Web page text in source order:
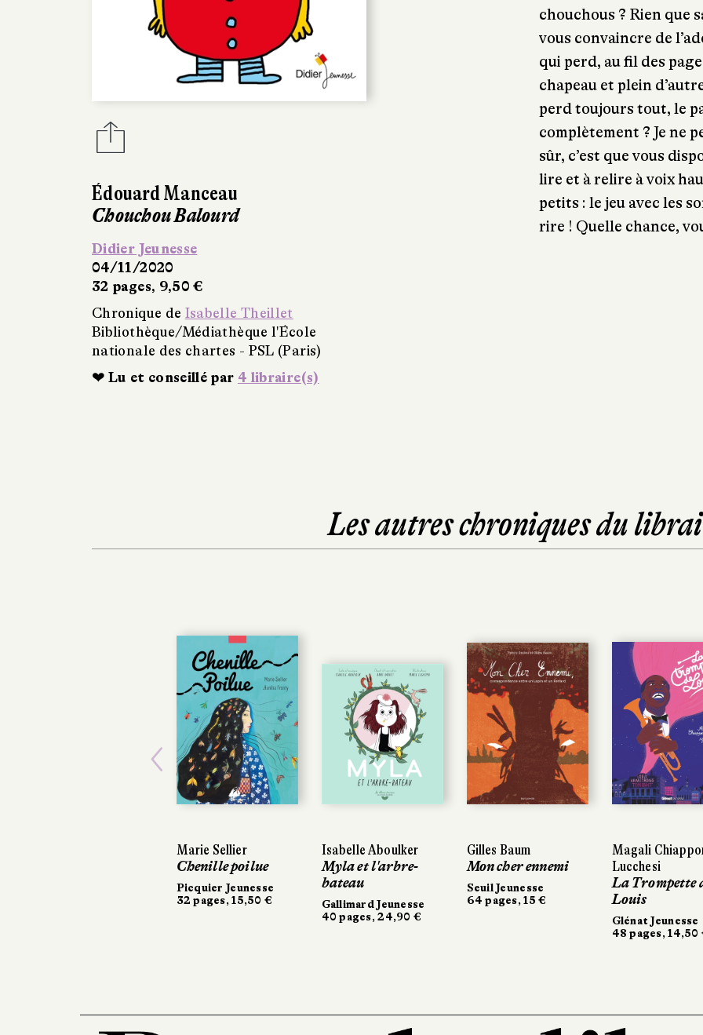
Édouard Manceau
Chouchou Balourd
Didier Jeunesse
04/11/2020
32 pages, 9,50 €
Chronique de Isabelle Theillet
Bibliothèque/Médiathèque l'École
nationale des chartes - PSL (Paris)
❤ Lu et conseillé par 4 libraire(s)
chouchous ? Rien que
vous convaincre de
qui perd, au fil des
chapeau et plein
perd toujours tout, le
complètement ? Je ne
sûr, c’est que vous
lire et à relire à voix
petits : le jeu avec les
rire ! Quelle chance,
Les autres chroniques du
Marie Sellier
Chenille poilue
Picquier Jeunesse
32 pages, 15,50 €
Isabelle Aboulker
Myla et l'arbre-
bateau
Gallimard Jeunesse
40 pages, 24,90 €
Gilles Baum
Mon cher ennemi
Seuil Jeunesse
64 pages, 15 €
Magali
Lucchesi
La Trompette
Louis
Glénat Jeunesse
48 pages, 14,50
Previous